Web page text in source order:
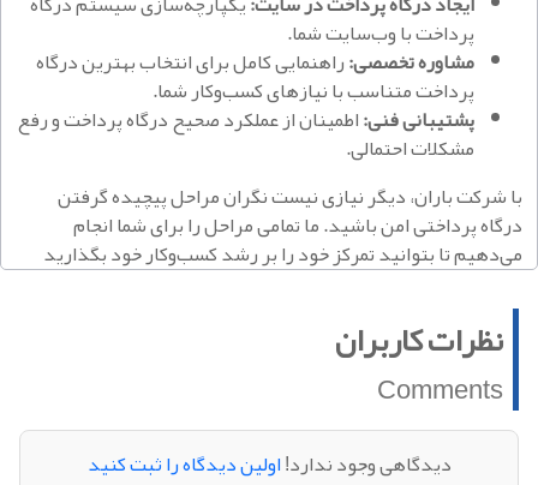
پرداخت با وب‌سایت شما.
مشاوره تخصصی:راهنمایی کامل برای انتخاب بهترین درگاه
پرداخت متناسب با نیازهای کسب‌وکار شما.
پشتیبانی فنی:اطمینان از عملکرد صحیح درگاه پرداخت و رفع
مشکلات احتمالی.
با شرکت باران، دیگر نیازی نیست نگران مراحل پیچیده گرفتن
درگاه پرداختی امن باشید. ما تمامی مراحل را برای شما انجام
می‌دهیم تا بتوانید تمرکز خود را بر رشد کسب‌وکار خود بگذارید
نظرات کاربران
Comments
دیدگاهی وجود ندارد!اولین دیدگاه را ثبت کنید